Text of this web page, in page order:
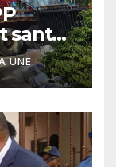
sante
UNE